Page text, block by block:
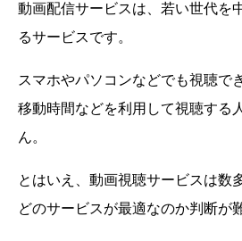
動画配信サービスは、若い世代を
るサービスです。
スマホやパソコンなどでも視聴で
移動時間などを利用して視聴する
ん。
とはいえ、動画視聴サービスは数
どのサービスが最適なのか判断が